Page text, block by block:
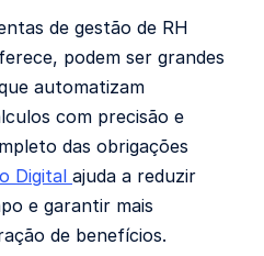
de gestão de RH
podem ser grandes
automatizam
com precisão e
das obrigações
Digital ajuda a reduzir
e garantir mais
de benefícios.